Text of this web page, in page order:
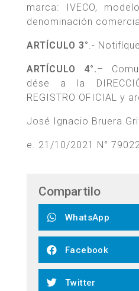
marca: IVECO,
denominación
ARTÍCULO 3°.-
ARTÍCULO 4°.–
dése a la
REGISTRO OFICIAL y
José Ignacio Bruera
e. 21/10/2021 N°
Compartilo
WhatsApp
Facebook
Twitter